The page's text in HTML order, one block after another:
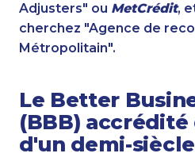
Adjusters" ou MetCrédit,
cherchez "Agence de
Métropolitain".
Le Better
(BBB)
d'un demi-siècle